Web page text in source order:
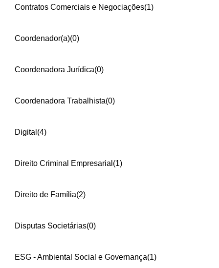
Contratos Comerciais e Negociações(1)
Coordenador(a)(0)
Coordenadora Jurídica(0)
Coordenadora Trabalhista(0)
Digital (4)
Direito Criminal Empresarial (1)
Direito de Família(2)
Disputas Societárias(0)
ESG - Ambiental Social e Governança(1)